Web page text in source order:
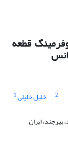
قطعه
2 خلیل خلیلی1
ایران